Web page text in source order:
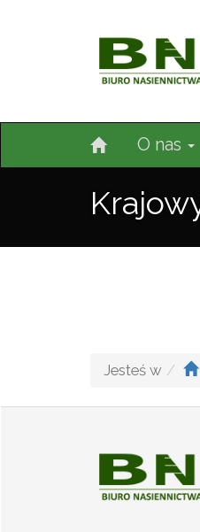
O nas
Jesteś w